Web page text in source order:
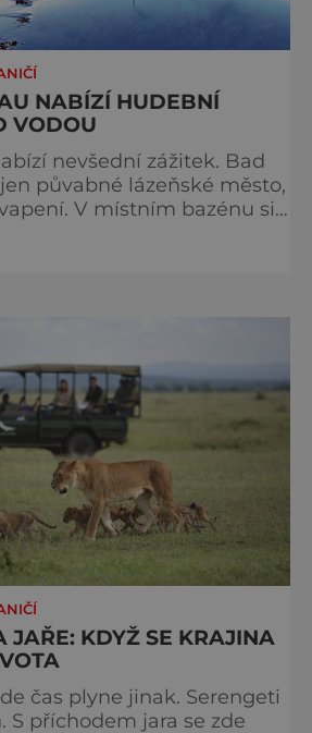
NABÍZÍ HUDEBNÍ
VODOU
nevšední zážitek. Bad
půvabné lázeňské město,
V místním bazénu si
JAŘE: KDYŽ SE KRAJINA
čas plyne jinak. Serengeti
S příchodem jara se zde